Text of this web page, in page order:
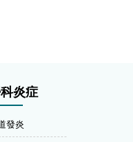
炎症
發炎